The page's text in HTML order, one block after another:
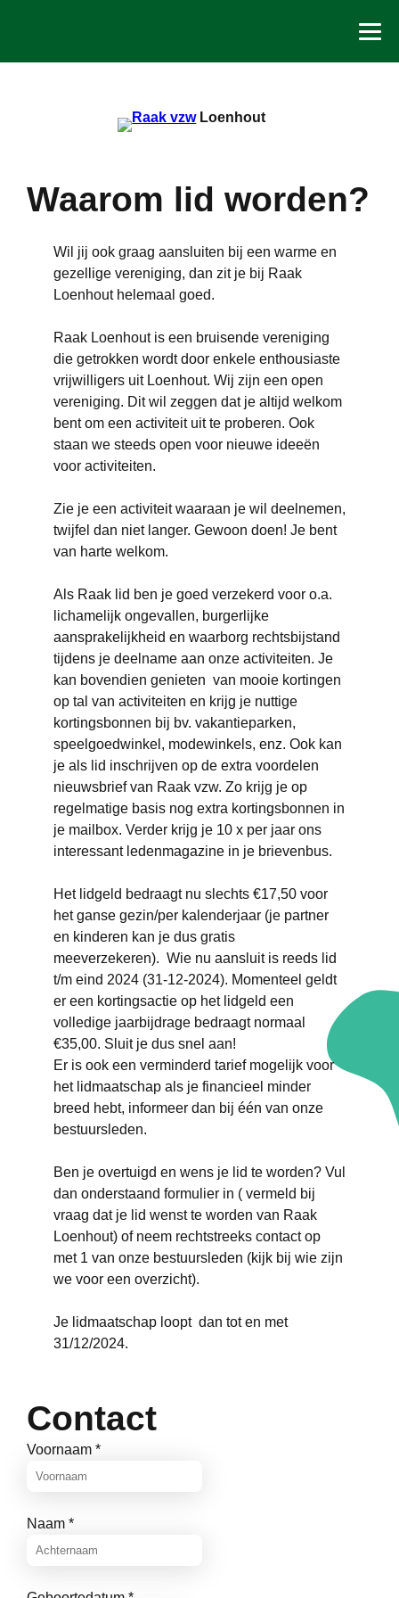
Loenhout
Waarom lid worden?
Wil jij ook graag aansluiten bij een warme en
gezellige vereniging, dan zit je bij Raak
Loenhout helemaal goed.
Raak Loenhout is een bruisende vereniging
die getrokken wordt door enkele enthousiaste
vrijwilligers uit Loenhout. Wij zijn een open
vereniging. Dit wil zeggen dat je altijd welkom
bent om een activiteit uit te proberen. Ook
staan we steeds open voor nieuwe ideeën
voor activiteiten.
Zie je een activiteit waaraan je wil deelnemen,
twijfel dan niet langer. Gewoon doen! Je bent
van harte welkom.
Als Raak lid ben je goed verzekerd voor o.a.
lichamelijk ongevallen, burgerlijke
aansprakelijkheid en waarborg rechtsbijstand
tijdens je deelname aan onze activiteiten. Je
kan bovendien genieten van mooie kortingen
op tal van activiteiten en krijg je nuttige
kortingsbonnen bij bv. vakantieparken,
speelgoedwinkel, modewinkels, enz. Ook kan
je als lid inschrijven op de extra voordelen
nieuwsbrief van Raak vzw. Zo krijg je op
regelmatige basis nog extra kortingsbonnen in
je mailbox. Verder krijg je 10 x per jaar ons
interessant ledenmagazine in je brievenbus.
Het lidgeld bedraagt nu slechts €17,50 voor
het ganse gezin/per kalenderjaar (je partner
en kinderen kan je dus gratis
meeverzekeren). Wie nu aansluit is reeds lid
t/m eind 2024 (31-12-2024). Momenteel geldt
er een kortingsactie op het lidgeld een
volledige jaarbijdrage bedraagt normaal
€35,00. Sluit je dus snel aan!
Er is ook een verminderd tarief mogelijk voor
het lidmaatschap als je financieel minder
breed hebt, informeer dan bij één van onze
bestuursleden.
Ben je overtuigd en wens je lid te worden? Vul
dan onderstaand formulier in ( vermeld bij
vraag dat je lid wenst te worden van Raak
Loenhout) of neem rechtstreeks contact op
met 1 van onze bestuursleden (kijk bij wie zijn
we voor een overzicht).
Je lidmaatschap loopt dan tot en met
31/12/2024.
Contact
Voornaam *
Naam *